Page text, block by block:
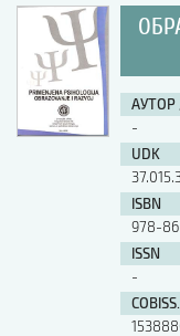
УПУТСТВА
Правилник о
Упутство
Упутство
Изјава о ауторству
Изјава о лектури
Изјава о
Упутство за
Уговор са аутором
АУТОР
-
UDK
ISBN
978-
ISSN
-